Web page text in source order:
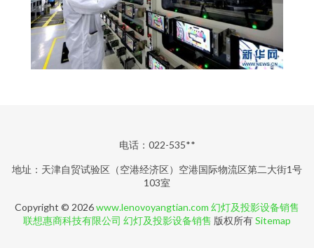
电话：022-535**
地址：天津自贸试验区（空港经济区）空港国际物流区第二大街1号
103室
Copyright © 2026www.lenovoyangtian.com 幻灯及投影设备销售
联想惠商科技有限公司 幻灯及投影设备销售 版权所有Sitemap